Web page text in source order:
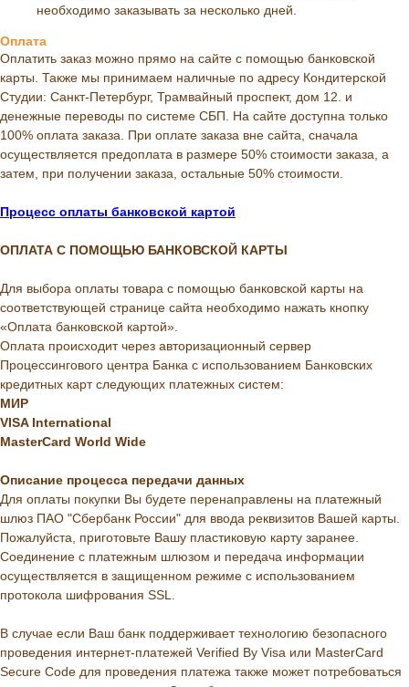
необходимо заказывать за несколько дней.
Оплата
Оплатить заказ можно прямо на сайте с помощью банковской
карты. Также мы принимаем наличные по адресу Кондитерской
Студии: Санкт-Петербург, Трамвайный проспект, дом 12. и
денежные переводы по системе СБП. На сайте доступна только
100% оплата заказа. При оплате заказа вне сайта, сначала
осуществляется предоплата в размере 50% стоимости заказа, а
затем, при получении заказа, остальные 50% стоимости.
Процесс оплаты банковской картой
ОПЛАТА С ПОМОЩЬЮ БАНКОВСКОЙ КАРТЫ
Для выбора оплаты товара с помощью банковской карты на
соответствующей странице сайта необходимо нажать кнопку
«Оплата банковской картой».
Оплата происходит через авторизационный сервер
Процессингового центра Банка с использованием Банковских
кредитных карт следующих платежных систем:
МИР
VISA International
MasterCard World Wide
Описание процесса передачи данных
Для оплаты покупки Вы будете перенаправлены на платежный
шлюз ПАО "Сбербанк России" для ввода реквизитов Вашей карты.
Пожалуйста, приготовьте Вашу пластиковую карту заранее.
Соединение с платежным шлюзом и передача информации
осуществляется в защищенном режиме с использованием
протокола шифрования SSL.
В случае если Ваш банк поддерживает технологию безопасного
проведения интернет-платежей Verified By Visa или MasterCard
Secure Code для проведения платежа также может потребоваться